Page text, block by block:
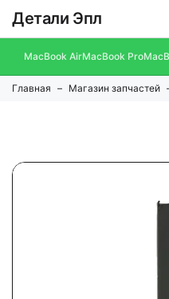
Детали Эпл
MacBook AirMacBook Pro
Главная Магазин запчастей